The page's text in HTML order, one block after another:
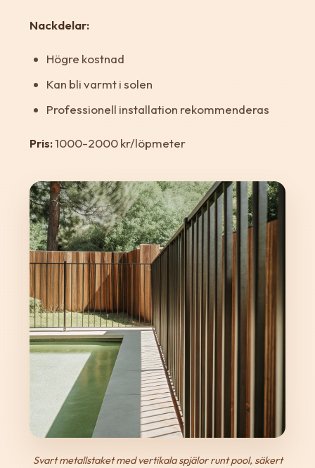
Nackdelar:
Högre kostnad
Kan bli varmt i solen
Professionell installation rekommenderas
Pris:1000-2000 kr/löpmeter
Svart metallstaket med vertikala spjälor runt pool, säkert